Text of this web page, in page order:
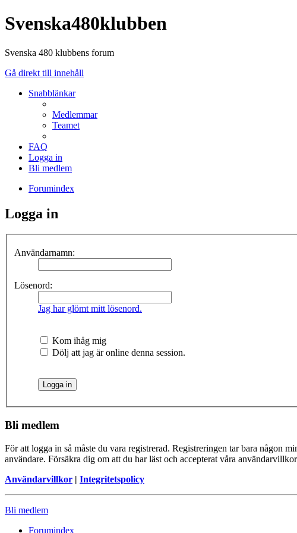
Svenska480klubben
Svenska 480 klubbens forum
Gå direkt till innehåll
Snabblänkar
Medlemmar
Teamet
FAQ
Logga in
Bli medlem
Forumindex
Logga in
Användarnamn:
Lösenord:
Jag har glömt mitt lösenord.
Kom ihåg mig
Dölj att jag är online denna session.
Bli medlem
För att logga in så måste du vara registrerad. Registreringen tar bara någon
användare. Försäkra dig om att du har läst och accepterat våra
Användarvillkor | Integritetspolicy
Bli medlem
Forumindex